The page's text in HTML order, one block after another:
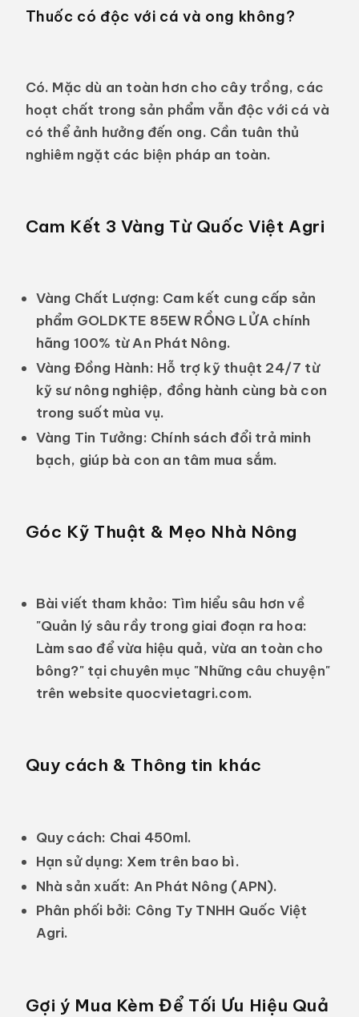
Thuốc có độc với cá và ong không?
Có. Mặc dù an toàn hơn cho cây trồng, các
hoạt chất trong sản phẩm vẫn độc với cá và
có thể ảnh hưởng đến ong. Cần tuân thủ
nghiêm ngặt các biện pháp an toàn.
Cam Kết 3 Vàng Từ Quốc Việt Agri
Vàng Chất Lượng: Cam kết cung cấp sản
phẩm GOLDKTE 85EW RỒNG LỬA chính
hãng 100% từ An Phát Nông.
Vàng Đồng Hành: Hỗ trợ kỹ thuật 24/7 từ
kỹ sư nông nghiệp, đồng hành cùng bà con
trong suốt mùa vụ.
Vàng Tin Tưởng: Chính sách đổi trả minh
bạch, giúp bà con an tâm mua sắm.
Góc Kỹ Thuật & Mẹo Nhà Nông
Bài viết tham khảo: Tìm hiểu sâu hơn về
"Quản lý sâu rầy trong giai đoạn ra hoa:
Làm sao để vừa hiệu quả, vừa an toàn cho
bông?"tại chuyên mục "Những câu chuyện"
trên website quocvietagri.com.
Quy cách & Thông tin khác
Quy cách: Chai 450ml.
Hạn sử dụng: Xem trên bao bì.
Nhà sản xuất: An Phát Nông (APN).
Phân phối bởi: Công Ty TNHH Quốc Việt
Agri.
Gợi ý Mua Kèm Để Tối Ưu Hiệu Quả